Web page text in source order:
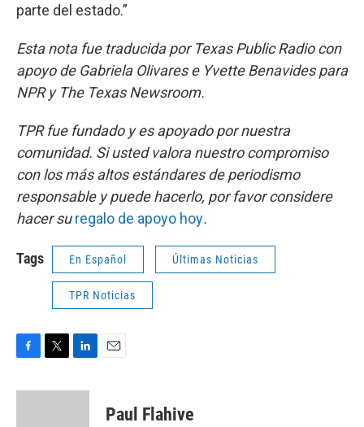
parte del estado.”
Esta nota fue traducida por Texas Public Radio con
apoyo de Gabriela Olivares e Yvette Benavides para
NPR y The Texas Newsroom.
TPR fue fundado y es apoyado por nuestra
comunidad. Si usted valora nuestro compromiso
con los más altos estándares de periodismo
responsable y puede hacerlo, por favor considere
hacer suregalo de apoyo hoy.
Tags En Español Últimas Noticias
TPR Noticias
c
i
n
Paul Flahive